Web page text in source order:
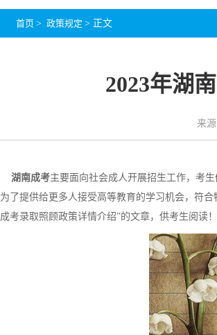
首页 > 政策规定 > 正文
2023年湖
来
湖南成考主要面向社会成人开展招生工作，考
为了提供给更多人接受高等教育的学习机会，符
成考录取照顾政策详情介绍”的文章，供考生阅读！